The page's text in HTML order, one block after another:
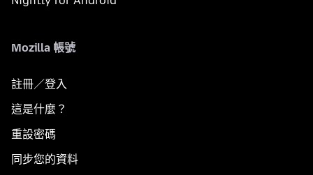
Mozilla 帳號
註冊／登入
這是什麼？
重設密碼
同步您的資料